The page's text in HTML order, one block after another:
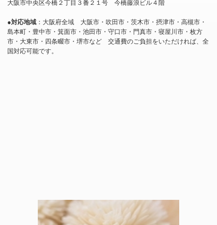
大阪市中央区今橋２丁目３番２１号 今橋藤浪ビル４階
●対応地域 ：大阪府全域 大阪市・吹田市・茨木市・摂津市・高槻市・
島本町・豊中市・箕面市・池田市・守口市・門真市・寝屋川市・枚方
市・大東市・四条畷市・堺市など 交通費のご負担をいただければ、全
国対応可能です。